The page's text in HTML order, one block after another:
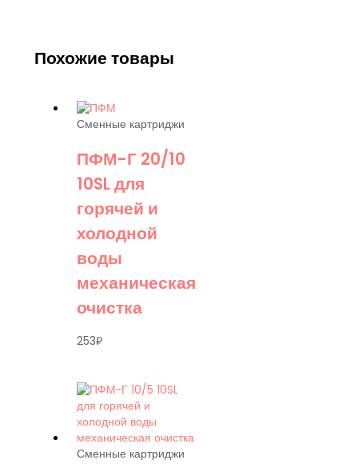
Похожие товары
Сменные картриджи
ПФМ-Г 20/10
10SL для
горячей и
холодной
воды
механическая
очистка
253₽
Сменные картриджи